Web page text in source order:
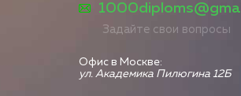
Задайте свои вопросы
Офис в Москве:
ул. Академика Пилюгина 12Б